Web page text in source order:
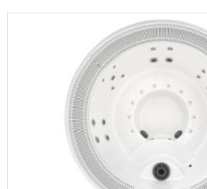
Вага без води:260кг
Електричне підключення:3F/380V/50Гц